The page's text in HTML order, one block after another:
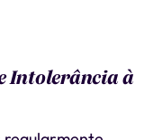
Intolerância à